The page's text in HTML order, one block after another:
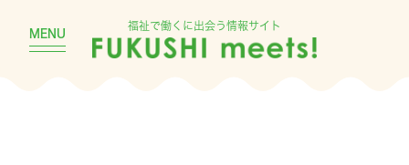
MENU
福祉で働くに出会う情報サイト